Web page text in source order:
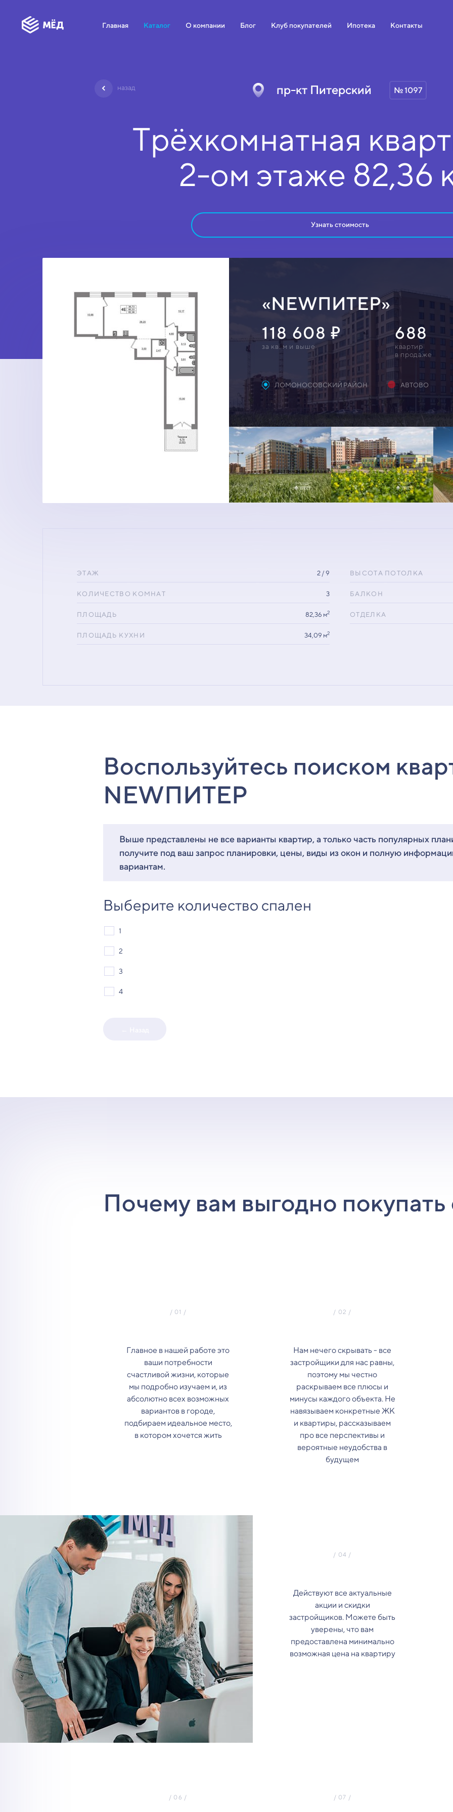
Главная Каталог О компании Блог Клуб покупателей Ипотека Контакты
назад пр-кт Питерский № 1097
Трёхкомнатная
2-ом этаже 82,36
Узнать стоимость
«NEWПИТЕР»
118 608
за кв. м и выше
688
квартир
в продаже
ЛОМОНОСОВСКИЙ РАЙОН АВТОВО
ЭТАЖ 2 / 9
КОЛИЧЕСТВО КОМНАТ 3
ПЛОЩАДЬ 82,36 м2
ПЛОЩАДЬ КУХНИ 34,09 м2
ВЫСОТА ПОТОЛКА
БАЛКОН
ОТДЕЛКА
Воспользуйтесь поиском
NEWПИТЕР
Выше представлены не все варианты квартир, а только часть популярных
получите под ваш запрос планировки, цены, виды из окон и полную
вариантам.
Выберите количество спален
1
2
3
4
Почему вам выгодно покупать
Главное в нашей работе это
ваши потребности
счастливой жизни, которые
мы подробно изучаем и, из
абсолютно всех возможных
вариантов в городе,
подбираем идеальное место,
в котором хочется жить
Нам нечего скрывать - все
застройщики для нас равны,
поэтому мы честно
раскрываем все плюсы и
минусы каждого объекта. Не
навязываем конкретные ЖК
и квартиры, рассказываем
про все перспективы и
вероятные неудобства в
будущем
Действуют все актуальные
акции и скидки
застройщиков. Можете быть
уверены, что вам
предоставлена минимально
возможная цена на квартиру